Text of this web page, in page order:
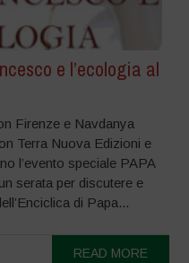
e l’ecologia al
Firenze e Navdanya
Terra Nuova Edizioni e
l’evento speciale PAPA
serata per discutere e
di Papa...
READ MORE